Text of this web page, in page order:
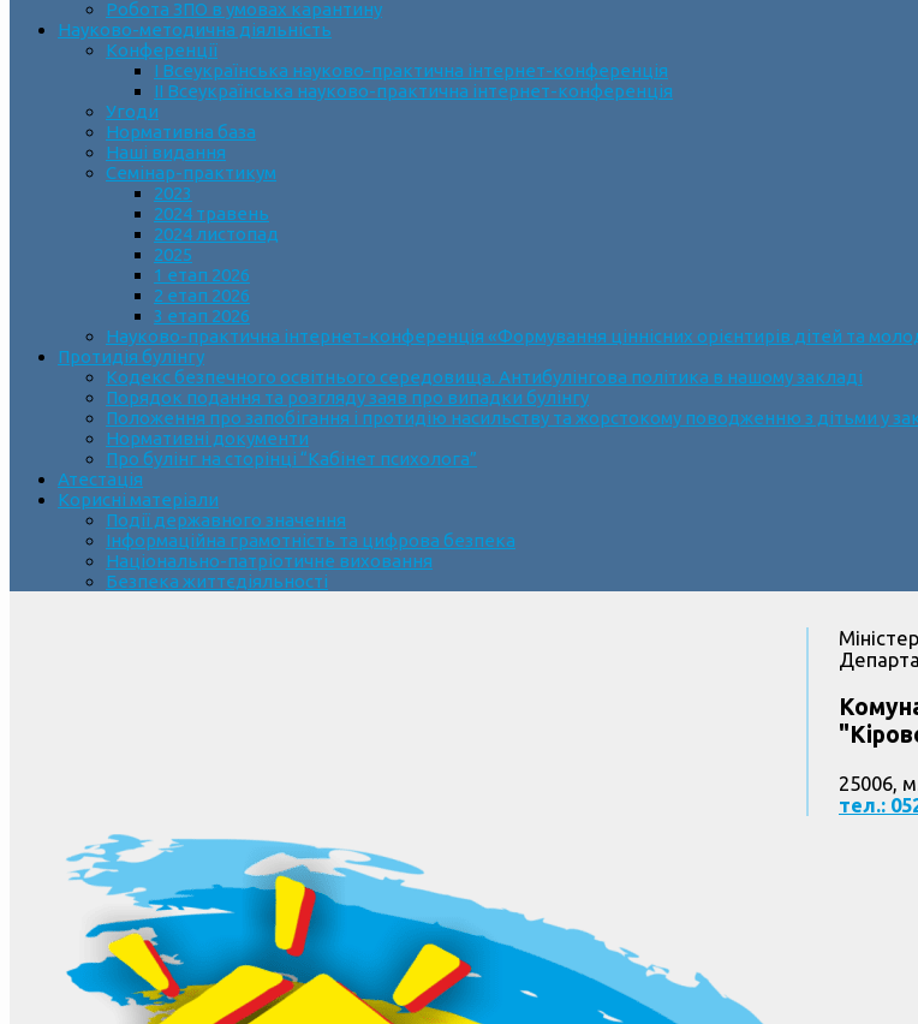
Робота ЗПО в умовах карантину
Науково-методична діяльність
Конференції
І Всеукраїнська науково-практична інтернет-конференція
ІІ Всеукраїнська науково-практична інтернет-конференція
Угоди
Нормативна база
Наші видання
Семінар-практикум
2023
2024 травень
2024 листопад
2025
1 етап 2026
2 етап 2026
3 етап 2026
Науково-практична інтернет-конференція «Формування ціннісних орієнтирів дітей та
Протидія булінгу
Кодекс безпечного освітнього середовища. Антибулінгова політика в нашому закладі
Порядок подання та розгляду заяв про випадки булінгу
Положення про запобігання і протидію насильству та жорстокому поводженню з дітьми у
Нормативні документи
Про булінг на сторінці “Кабінет психолога”
Атестація
Корисні матеріали
Події державного значення
Інформаційна грамотність та цифрова безпека
Національно-патріотичне виховання
Безпека життєдіяльності
25006,
тел.: